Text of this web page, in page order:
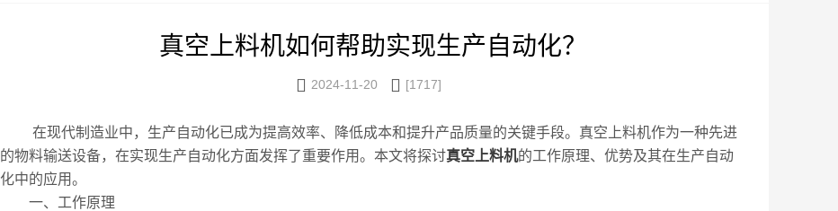
真空上料机如何帮助实现生产自动化？
 2024-11-20  [1717]
在现代制造业中，生产自动化已成为提高效率、降低成本和提升产品质量的关键手段。真空上料机作为一种先进
的物料输送设备，在实现生产自动化方面发挥了重要作用。本文将探讨真空上料机的工作原理、优势及其在生产自动
化中的应用。
一、工作原理